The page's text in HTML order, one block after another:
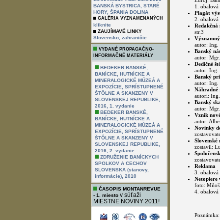
BANSKÁ BYSTRICA, STARÉ
HORY, ŠPANIA DOLINA
GALÉRIA VYZNAMENANÝCH
kliknite
ZAUJÍMAVÉ LINKY
Slovensko, zahraničie
VYDANÉ PROPAGAČNO-
INFORMAČNÉ MATERIÁLY
BEDEKER BANSKÉ,
BANÍCKE, HUTNÍCKE A
MINERALOGICKÉ MÚZEÁ A
EXPOZÍCIE, SPRÍSTUPNENÉ
ŠTÔLNE A SKANZENY V
SLOVENSKEJ REPUBLIKE,
2016, 1. vydanie
BEDEKER BANSKÉ,
BANÍCKE, HUTNÍCKE A
MINERALOGICKÉ MÚZEÁ A
EXPOZÍCIE, SPRÍSTUPNENÉ
ŠTÔLNE A SKANZENY V
SLOVENSKEJ REPUBLIKE,
2016, 2. vydanie
ZDRUŽENIE BANÍCKYCH
SPOLKOV A CECHOV
SLOVENSKA (stanovy,
informácie), 2010
ČASOPIS MONTANREVUE
- 1. miesto v súťaži
MIESTNE NOVINY 2011!
1. obalová
Plagát
2. obalová
Redakčná
str.3
autor: Ing.
Banský
autor:
Dedičné
autor: Ing.
Banský
autor: Ing.
Náhradné
autori:
Banský
autor:
Vznik
autor:
Novinky
zostavil:
Reklama
3. obalová
Netopiere
foto: Miloš
4. obalová
Poznámka: